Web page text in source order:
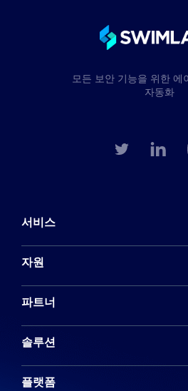
모든 보안 기능을 위한 에
자동화
서비스
자원
파트너
솔루션
플랫폼